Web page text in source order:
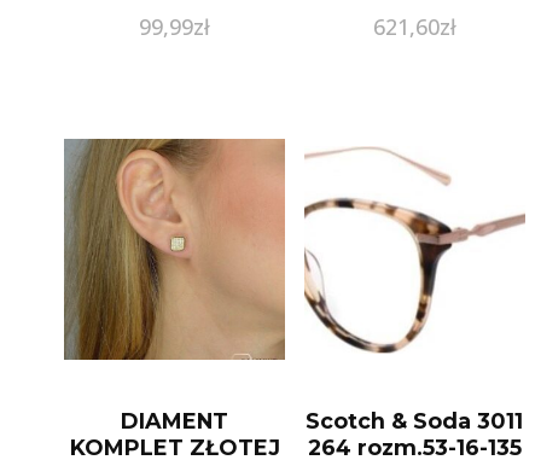
99,99zł 621,60zł
DIAMENT
KOMPLET ZŁOTEJ
Scotch & Soda 3011
264 rozm.53-16-135